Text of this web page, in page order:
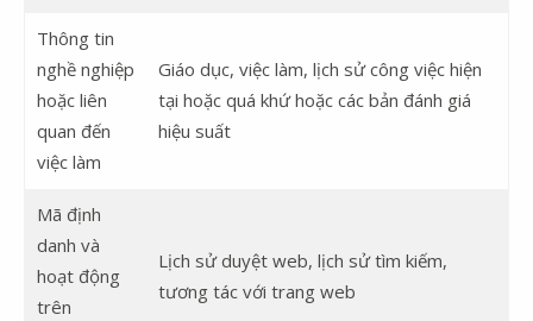
Thông tin
nghề nghiệp
hoặc liên
quan đến
việc làm
Giáo dục, việc làm, lịch sử công việc hiện
tại hoặc quá khứ hoặc các bản đánh giá
hiệu suất
Mã định
danh và
hoạt động
trên
Lịch sử duyệt web, lịch sử tìm kiếm,
tương tác với trang web